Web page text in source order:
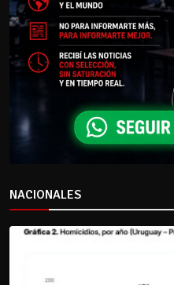
NACIONALES